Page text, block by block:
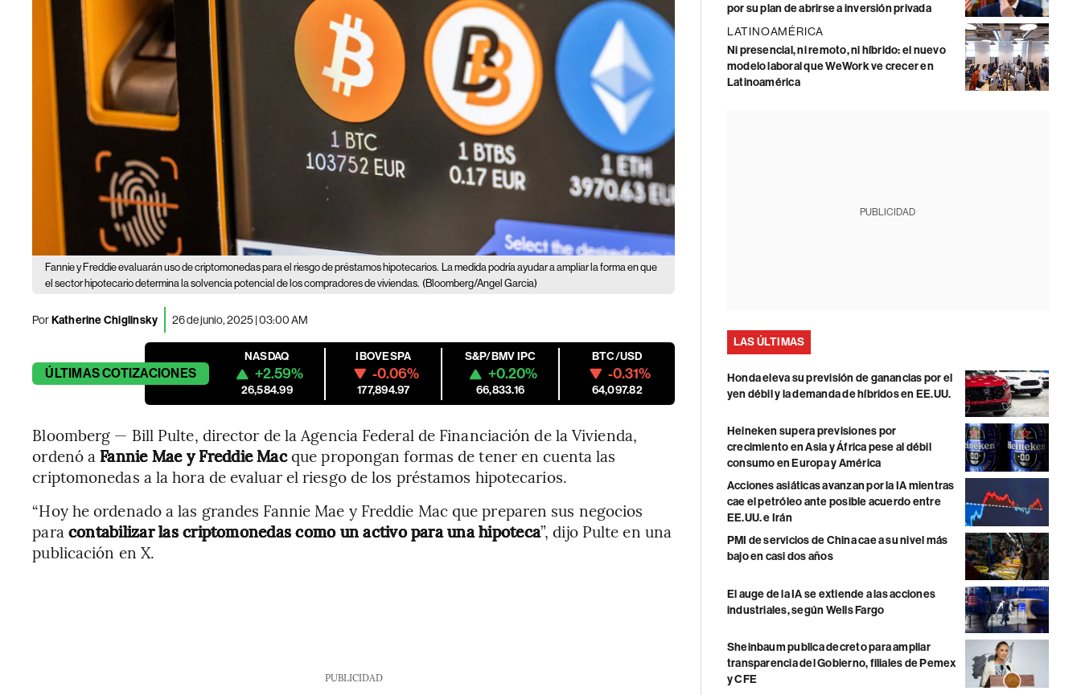
Fannie y Freddie evaluarán uso de criptomonedas para el riesgo de préstamos hipotecarios. La medida podría ayudar a ampliar la forma en que
el sector hipotecario determina la solvencia potencial de los compradores de viviendas. (Bloomberg/Angel Garcia)
PorKatherine Chiglinsky 26 de junio, 2025 | 03:00 AM
ÚLTIMASCOTIZACIONES
NASDAQ
+2.59%
26,584.99
IBOVESPA
-0.06%
177,894.97
S&P/BMV IPC
+0.20%
66,833.16
BTC/USD
-0.31%
64,097.82
Bloomberg — Bill Pulte, director de la Agencia Federal de Financiación de la Vivienda,
ordenó a Fannie Mae y Freddie Macque propongan formas de tener en cuenta las
criptomonedas a la hora de evaluar el riesgo de los préstamos hipotecarios.
“Hoy he ordenado a las grandes Fannie Mae y Freddie Mac que preparen sus negocios
para contabilizar las criptomonedas como un activo para una hipoteca”, dijo Pulte en una
publicación en X.
PUBLICIDAD
por su plan de abrirse a inversión privada
LATINOAMÉRICA
Ni presencial, ni remoto, ni híbrido: el nuevo
modelo laboral que WeWork ve crecer en
Latinoamérica
PUBLICIDAD
LAS ÚLTIMAS
Honda eleva su previsión de ganancias por el
yen débil y la demanda de híbridos en EE.UU.
Heineken supera previsiones por
crecimiento en Asia y África pese al débil
consumo en Europa y América
Acciones asiáticas avanzan por la IA mientras
cae el petróleo ante posible acuerdo entre
EE.UU. e Irán
PMI de servicios de China cae a su nivel más
bajo en casi dos años
El auge de la IA se extiende a las acciones
industriales, según Wells Fargo
Sheinbaum publica decreto para ampliar
transparencia del Gobierno, filiales de Pemex
y CFE